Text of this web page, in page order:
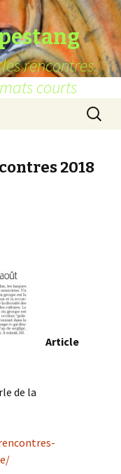
rencontres
courts
2018
Article
de la